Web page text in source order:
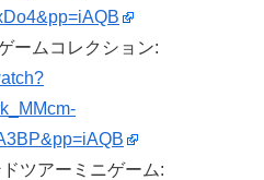
ームコレクション:
ツアーミニゲーム: